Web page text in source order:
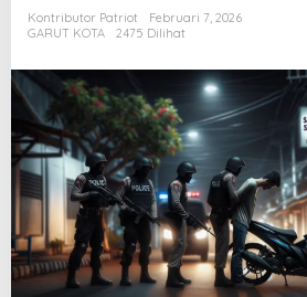
Kontributor Patriot
Februari 7, 2026
GARUT KOTA
2475 Dilihat